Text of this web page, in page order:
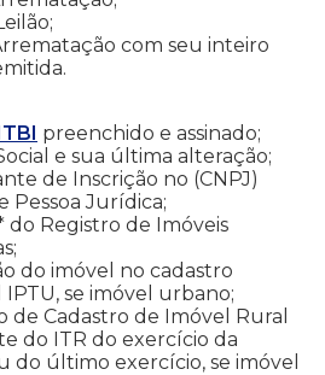
com seu inteiro
preenchido e assinado;
e sua última alteração;
de Inscrição no (CNPJ)
Pessoa Jurídica;
do Registro de Imóveis
do imóvel no cadastro
se imóvel urbano;
de Cadastro de Imóvel Rural
do ITR do exercício da
do último exercício, se imóvel